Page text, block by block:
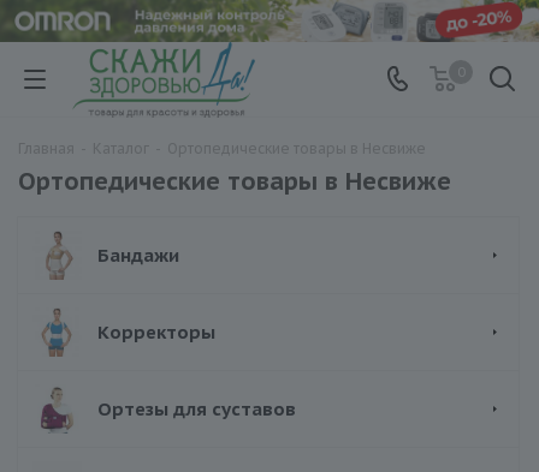
Ортопедические товары в Несвиже
Бандажи
Корректоры
Ортезы для суставов